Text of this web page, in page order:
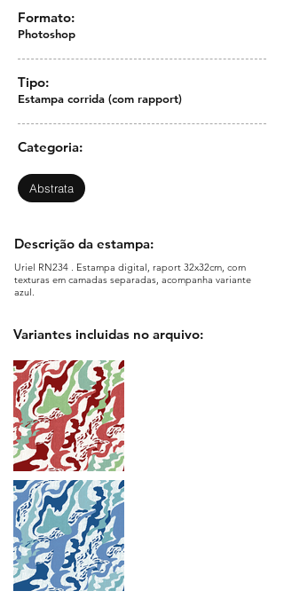
Formato:
Photoshop
Tipo:
Estampa corrida (com rapport)
Categoria:
Abstrata
Descrição da estampa:
Uriel RN234 . Estampa digital, raport 32x32cm, com
texturas em camadas separadas, acompanha variante
azul.
Variantes incluidas no arquivo: